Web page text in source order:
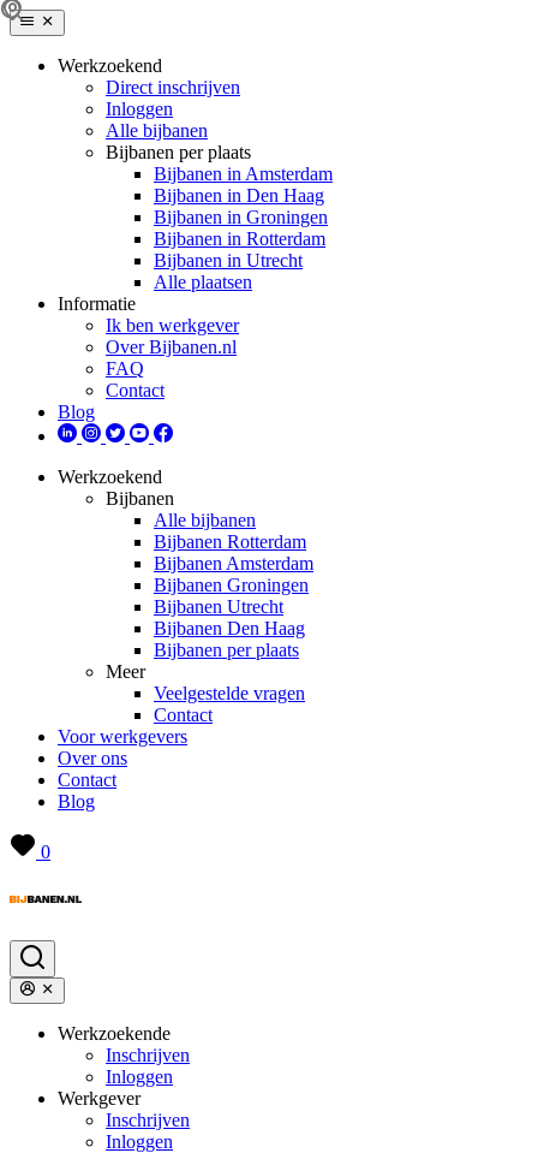
Werkzoekend
Direct inschrijven
Inloggen
Alle bijbanen
Bijbanen per plaats
Bijbanen in Amsterdam
Bijbanen in Den Haag
Bijbanen in Groningen
Bijbanen in Rotterdam
Bijbanen in Utrecht
Alle plaatsen
Informatie
Ik ben werkgever
Over Bijbanen.nl
FAQ
Contact
Blog
Werkzoekend
Bijbanen
Alle bijbanen
Bijbanen Rotterdam
Bijbanen Amsterdam
Bijbanen Groningen
Bijbanen Utrecht
Bijbanen Den Haag
Bijbanen per plaats
Meer
Veelgestelde vragen
Contact
Voor werkgevers
Over ons
Contact
Blog
0
Werkzoekende
Inschrijven
Inloggen
Werkgever
Inschrijven
Inloggen